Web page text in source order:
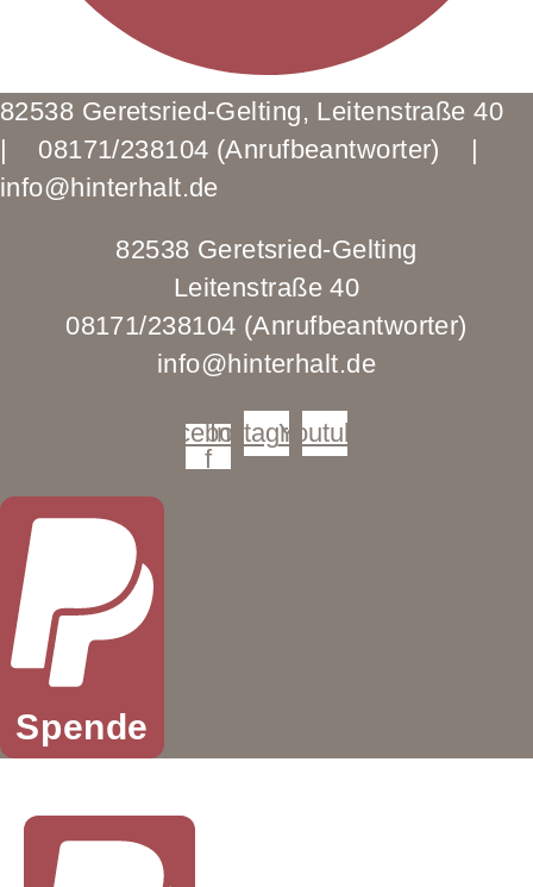
82538 Geretsried-Gelting, Leitenstraße 40
| 08171/238104 (Anrufbeantworter) |
info@hinterhalt.de
82538 Geretsried-Gelting
Leitenstraße 40
08171/238104 (Anrufbeantworter)
info@hinterhalt.de
Facebook-
f
Instagram
Youtube
Spende